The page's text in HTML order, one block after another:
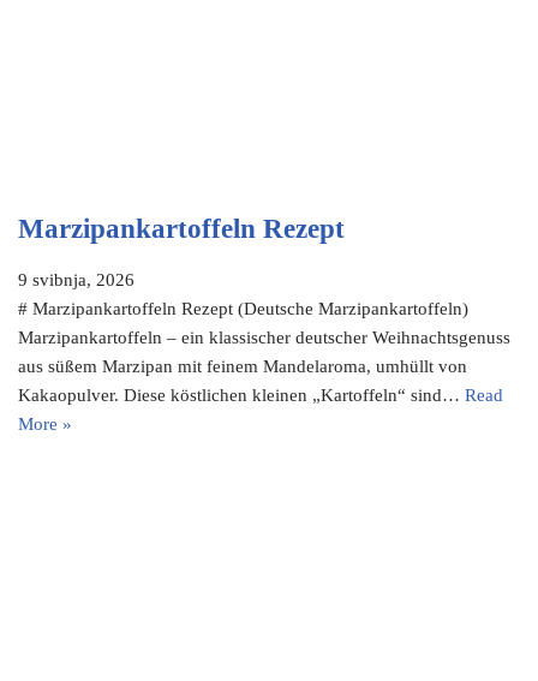
Marzipankartoffeln Rezept
9 svibnja, 2026
# Marzipankartoffeln Rezept (Deutsche Marzipankartoffeln)
Marzipankartoffeln – ein klassischer deutscher Weihnachtsgenuss
aus süßem Marzipan mit feinem Mandelaroma, umhüllt von
Kakaopulver. Diese köstlichen kleinen „Kartoffeln“ sind… Read
More »